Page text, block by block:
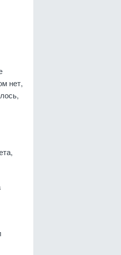
нет,